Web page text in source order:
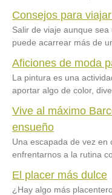
Consejos para
Salir de viaje aunque
puede acarrear más de
Aficiones de moda
La pintura es una
aportar algo de color,
Vive al máximo
ensueño
Una escapada de vez en
enfrentarnos a la rutina
El placer más dulce
¿Hay algo más